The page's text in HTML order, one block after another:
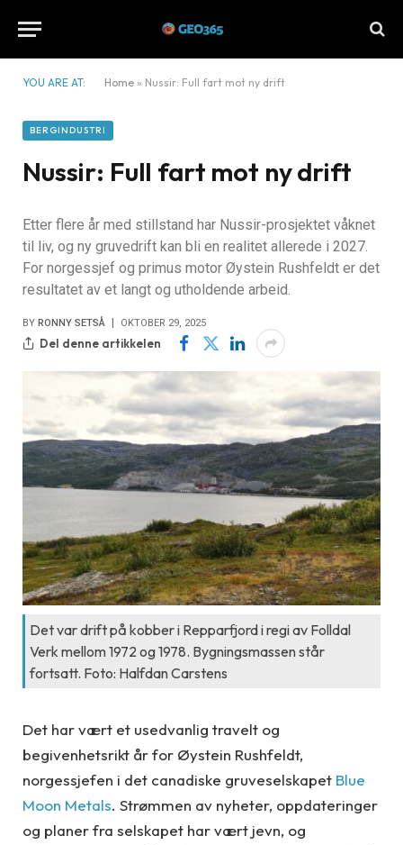
YOU ARE AT: Home » Nussir: Full fart mot ny drift
BERGINDUSTRI
Nussir: Full fart mot ny drift
Etter flere år med stillstand har Nussir-prosjektet våknet
til liv, og ny gruvedrift kan bli en realitet allerede i 2027.
For norgessjef og primus motor Øystein Rushfeldt er det
resultatet av et langt og utholdende arbeid.
BY RONNY SETSÅ OKTOBER 29, 2025
Del denne artikkelen
Det var drift på kobber i Repparfjord i regi av Folldal
Verk mellom 1972 og 1978. Bygningsmassen står
fortsatt. Foto: Halfdan Carstens
Det har vært et usedvanlig travelt og
begivenhetsrikt år for Øystein Rushfeldt,
norgessjefen i det canadiske gruveselskapet Blue
Moon Metals. Strømmen av nyheter, oppdateringer
og planer fra selskapet har vært jevn, og